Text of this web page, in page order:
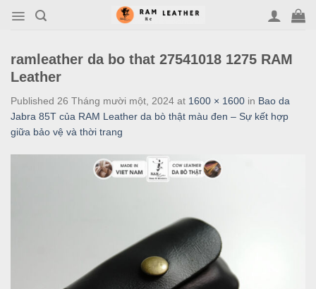
ramleather da bo that 27541018 1275 RAM
Leather
Published 26 Tháng mười một, 2024 at 1600 × 1600 in Bao da
Jabra 85T của RAM Leather da bò thật màu đen – Sự kết hợp
giữa bảo vệ và thời trang